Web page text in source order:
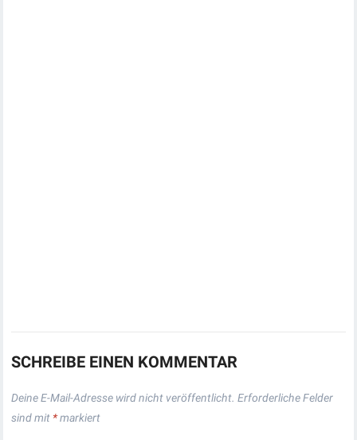
SCHREIBE EINEN KOMMENTAR
Deine E-Mail-Adresse wird nicht veröffentlicht. Erforderliche Felder
sind mit *markiert